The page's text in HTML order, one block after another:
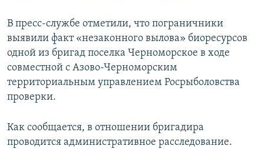
В пресс-службе отметили, что пограничники
выявили факт «незаконного вылова» биоресурсов
одной из бригад поселка Черноморское в ходе
совместной с Азово-Черноморским
территориальным управлением Росрыболовства
проверки.
Как сообщается, в отношении бригадира
проводится административное расследование.